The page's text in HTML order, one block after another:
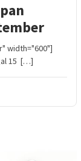
width="600"]
15 […]